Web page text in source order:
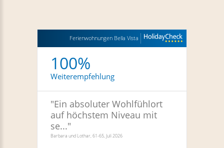
Ferienwohnungen Bella Vista
100%
Weiterempfehlung
"Ein absoluter Wohlfühlort
auf höchstem Niveau mit
se..."
Barbara und Lothar, 61-65, Juli 2026